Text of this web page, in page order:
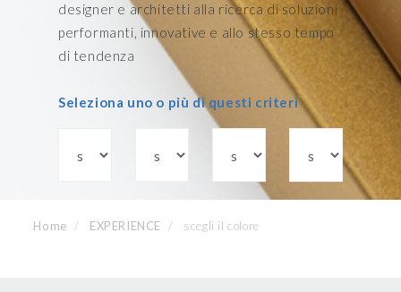
designer e architetti alla ricerca di soluzioni
performanti, innovative e allo stesso tempo
di tendenza
Seleziona uno o più di questi criteri
Home EXPERIENCE scegli il colore